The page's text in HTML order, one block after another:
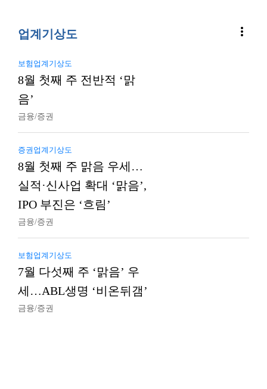
업계기상도 more_vert
보험업계기상도
8월 첫째 주 전반적 ‘맑
음’
금융/증권
증권업계기상도
8월 첫째 주 맑음 우세…
실적·신사업 확대 ‘맑음’,
IPO 부진은 ‘흐림’
금융/증권
보험업계기상도
7월 다섯째 주 ‘맑음’ 우
세…ABL생명 ‘비온뒤갬’
금융/증권